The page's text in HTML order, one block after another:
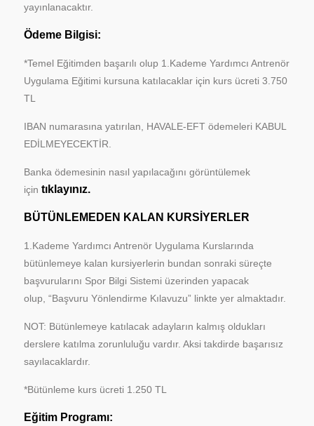
yayınlanacaktır.
Ödeme Bilgisi:
*Temel Eğitimden başarılı olup 1.Kademe Yardımcı Antrenör
Uygulama Eğitimi kursuna katılacaklar için kurs ücreti 3.750
TL
IBAN numarasına yatırılan, HAVALE-EFT ödemeleri KABUL
EDİLMEYECEKTİR.
Banka ödemesinin nasıl yapılacağını görüntülemek
içintıklayınız.
BÜTÜNLEMEDEN KALAN KURSİYERLER
1.Kademe Yardımcı Antrenör Uygulama Kurslarında
bütünlemeye kalan kursiyerlerin bundan sonraki süreçte
başvurularını Spor Bilgi Sistemi üzerinden yapacak
olup, “Başvuru Yönlendirme Kılavuzu” linkte yer almaktadır.
NOT: Bütünlemeye katılacak adayların kalmış oldukları
derslere katılma zorunluluğu vardır. Aksi takdirde başarısız
sayılacaklardır.
*Bütünleme kurs ücreti 1.250 TL
Eğitim Programı: